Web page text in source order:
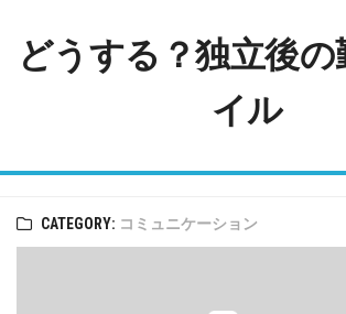
contentどうする？独立後の
イル
CATEGORY: コミュニケーション